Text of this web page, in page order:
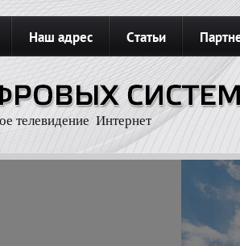
Наш адрес Статьи
Карта сайта Подключить
телевидение Интернет